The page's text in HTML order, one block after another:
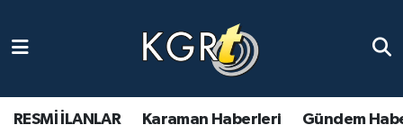
RESMİ İLANLAR Karaman Haberleri Gündem
Gündem Haberleri